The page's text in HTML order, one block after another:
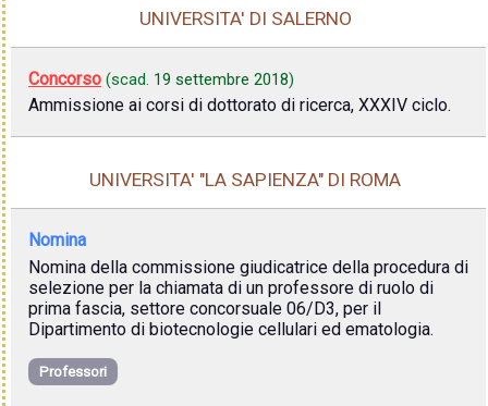
UNIVERSITA' DI SALERNO
Concorso (scad. 19 settembre 2018)
Ammissione ai corsi di dottorato di ricerca, XXXIV ciclo.
UNIVERSITA' "LA SAPIENZA" DI ROMA
Nomina
Nomina della commissione giudicatrice della procedura di
selezione per la chiamata di un professore di ruolo di
prima fascia, settore concorsuale 06/D3, per il
Dipartimento di biotecnologie cellulari ed ematologia.
Professori